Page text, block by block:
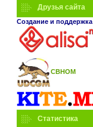
Друзья сайта
Создание и поддержка
СВНОМ
Статистика